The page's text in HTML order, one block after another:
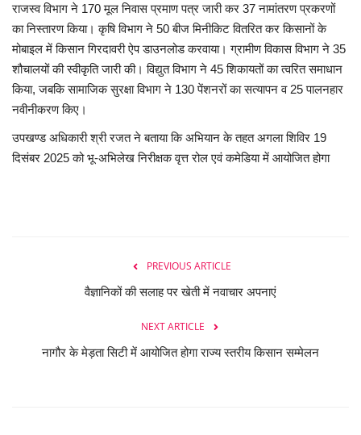
राजस्व विभाग ने 170 मूल निवास प्रमाण पत्र जारी कर 37 नामांतरण प्रकरणों
का निस्तारण किया। कृषि विभाग ने 50 बीज मिनीकिट वितरित कर किसानों के
मोबाइल में किसान गिरदावरी ऐप डाउनलोड करवाया। ग्रामीण विकास विभाग ने 35
शौचालयों की स्वीकृति जारी की। विद्युत विभाग ने 45 शिकायतों का त्वरित समाधान
किया, जबकि सामाजिक सुरक्षा विभाग ने 130 पेंशनरों का सत्यापन व 25 पालनहार
नवीनीकरण किए।
उपखण्ड अधिकारी श्री रजत ने बताया कि अभियान के तहत अगला शिविर 19
दिसंबर 2025 को भू-अभिलेख निरीक्षक वृत्त रोल एवं कमेडिया में आयोजित होगा
PREVIOUS ARTICLE
वैज्ञानिकों की सलाह पर खेती में नवाचार अपनाएं
NEXT ARTICLE
नागौर के मेड़ता सिटी में आयोजित होगा राज्य स्तरीय किसान सम्मेलन